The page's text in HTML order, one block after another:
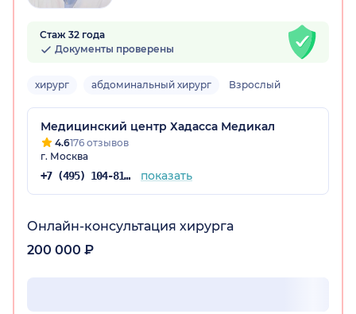
Стаж 32 года
Документы проверены
хирург абдоминальный хирург Взрослый
Медицинский центр Хадасса Медикал
4.6176 отзывов
г. Москва
+7 (495) 104-81-22 показать
Онлайн-консультация хирурга
200 000 ₽